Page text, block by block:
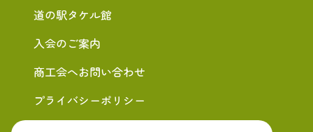
道の駅タケル館
入会のご案内
商工会へお問い合わせ
プライバシーポリシー